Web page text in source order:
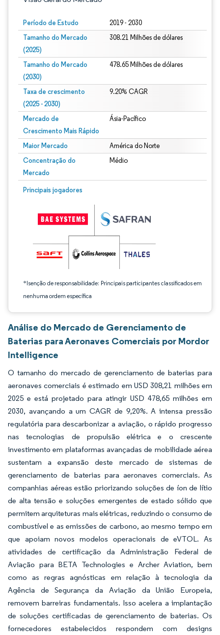
Período de Estudo 2019 - 2030
Tamanho do Mercado
(2025)
308.21 Milhões de dólares
Tamanho do Mercado
(2030)
478.65 Milhões de dólares
Taxa de crescimento
(2025 - 2030)
9.20% CAGR
Mercado de
Crescimento Mais Rápido
Ásia-Pacífico
Maior Mercado América do Norte
Concentração do
Mercado
Médio
Principais jogadores
*Isenção de responsabilidade: Principais participantes classificados em
nenhuma ordem específica
Imagem © Mordor Intelligence. O reuso requer atribuição conforme CC BY 4.0.
Análise do Mercado de Gerenciamento de
Baterias para Aeronaves Comerciais por Mordor
Intelligence
O tamanho do mercado de gerenciamento de baterias para
aeronaves comerciais é estimado em USD 308,21 milhões em
2025 e está projetado para atingir USD 478,65 milhões em
2030, avançando a um CAGR de 9,20%. A intensa pressão
regulatória para descarbonizar a aviação, o rápido progresso
nas tecnologias de propulsão elétrica e o crescente
investimento em plataformas avançadas de mobilidade aérea
sustentam a expansão deste mercado de sistemas de
gerenciamento de baterias para aeronaves comerciais. As
companhias aéreas estão priorizando soluções de íon de lítio
de alta tensão e soluções emergentes de estado sólido que
permitem arquiteturas mais elétricas, reduzindo o consumo de
combustível e as emissões de carbono, ao mesmo tempo em
que apoiam novos modelos operacionais de eVTOL. As
atividades de certificação da Administração Federal de
Aviação para BETA Technologies e Archer Aviation, bem
como as regras agnósticas em relação à tecnologia da
Agência de Segurança da Aviação da União Europeia,
removem barreiras fundamentais. Isso acelera a implantação
de soluções certificadas de gerenciamento de baterias. Os
fornecedores estabelecidos respondem com designs